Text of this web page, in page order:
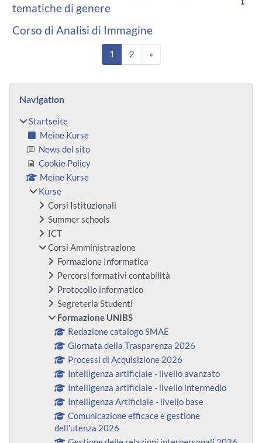
tematiche di genere
Corso di Analisi di Immagine
1 Seite 1
2Seite 2
»Nächste Seite
Blöcke
Navigation
Startseite
Meine Kurse
News del sito
Cookie Policy
Meine Kurse
Kurse
Corsi Istituzionali
Summer schools
ICT
Corsi Amministrazione
Formazione Informatica
Percorsi formativi contabilità
Protocollo informatico
Segreteria Studenti
Formazione UNIBS
Redazione catalogo SMAE
Giornata della Trasparenza 2026
Processi di Acquisizione 2026
Intelligenza artificiale - livello avanzato
Intelligenza artificiale - livello intermedio
Intelligenza Artificiale - livello base
Comunicazione efficace e gestione
dell'utenza 2026